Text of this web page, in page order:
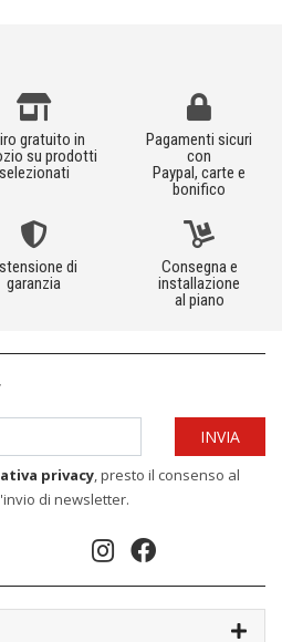
gratuito in
su prodotti
selezionati
Pagamenti sicuri
con
Paypal, carte e
bonifico
di
garanzia
Consegna e
installazione
al piano
privacy, presto il consenso al
di newsletter.